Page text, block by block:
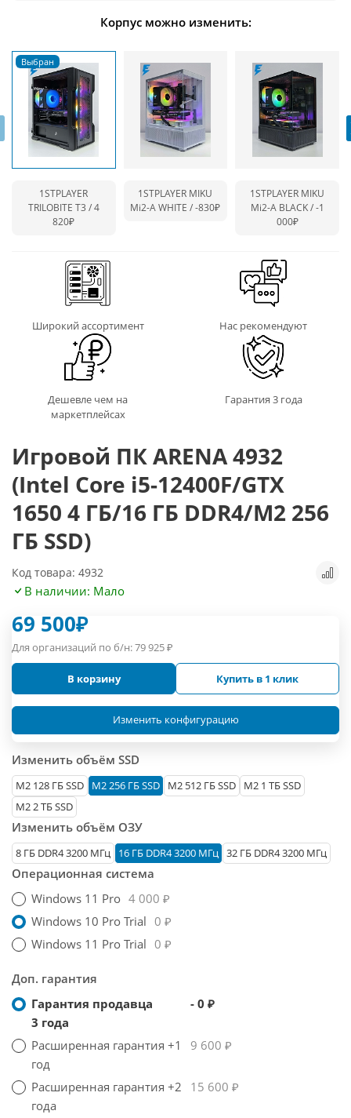
Корпус можно изменить:
1STPLAYER
TRILOBITE T3 / 4
820₽
1STPLAYER MIKU
Mi2-A WHITE /-830₽
1STPLAYER MIKU
Mi2-A BLACK /-1
000₽
Широкий ассортимент Нас рекомендуют
Дешевле чем на
маркетплейсах
Гарантия 3 года
Игровой ПК ARENA 4932
(Intel Core i5-12400F/GTX
1650 4 ГБ/16 ГБ DDR4/M2 256
ГБ SSD)
Код товара: 4932
В наличии: Мало
69 500₽
Для организаций по б/н:79 925₽
В корзину Купить в 1 клик
Изменить конфигурацию
Изменить объём SSD
М2 128 ГБ SSD M2 256 ГБ SSD M2 512 ГБ SSD
M2 1 ТБ SSD
M2 2 ТБ SSD
Изменить объём ОЗУ
8 ГБ DDR4 3200 МГц 16 ГБ DDR4 3200 МГц 32 ГБ DDR4 3200 МГц
Операционная система
Windows 11 Pro 4 000 ₽
Windows 10 Pro Trial 0 ₽
Windows 11 Pro Trial 0 ₽
Доп. гарантия
Гарантия продавца
3 года
- 0 ₽
Расширенная гарантия +1
год
9 600 ₽
Расширенная гарантия +2
года
15 600 ₽